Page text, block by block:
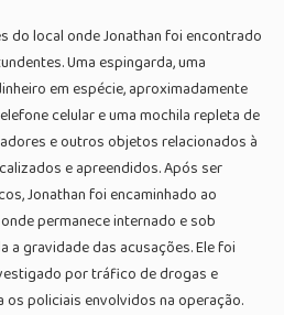
do local onde Jonathan foi encontrado
Uma espingarda, uma
em espécie, aproximadamente
celular e uma mochila repleta de
e outros objetos relacionados à
e apreendidos. Após ser
Jonathan foi encaminhado ao
permanece internado e sob
a gravidade das acusações. Ele foi
por tráfico de drogas e
policiais envolvidos na operação.